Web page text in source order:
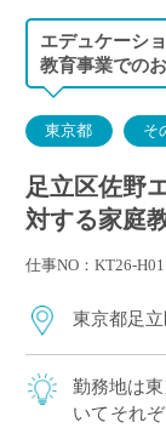
エデュケーシ
教育事業での
東京都 そ
足立区佐野
対する家庭
仕事NO：KT26-
東京都足立
勤務地は
いてそれ